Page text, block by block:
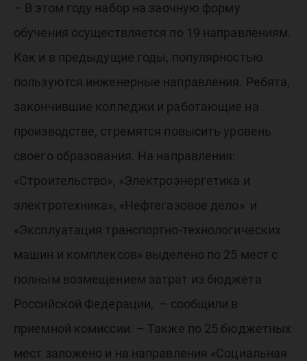
– В этом году набор на заочную форму
обучения осуществляется по 19 направлениям.
Как и в предыдущие годы, популярностью
пользуются инженерные направления. Ребята,
закончившие колледжи и работающие на
производстве, стремятся повысить уровень
своего образования. На направления:
«Строительство», «Электроэнергетика и
электротехника», «Нефтегазовое дело» и
«Эксплуатация транспортно-технологических
машин и комплексов» выделено по 25 мест с
полным возмещением затрат из бюджета
Российской Федерации, – сообщили в
приемной комиссии. – Также по 25 бюджетных
мест заложено и на направления «Социальная